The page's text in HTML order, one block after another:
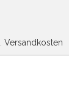
Versandkosten